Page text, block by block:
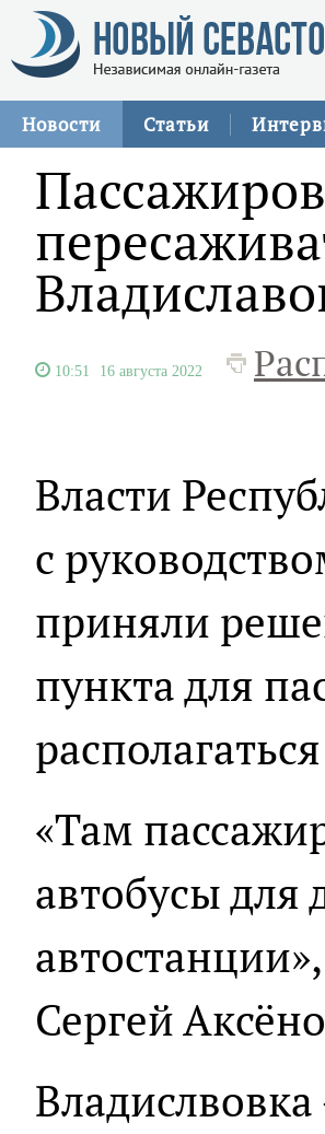
Новости Статьи
10:51 16 августа 2022
Власти
с
приняли
пункта для
«Там
автобусы для
Сергей